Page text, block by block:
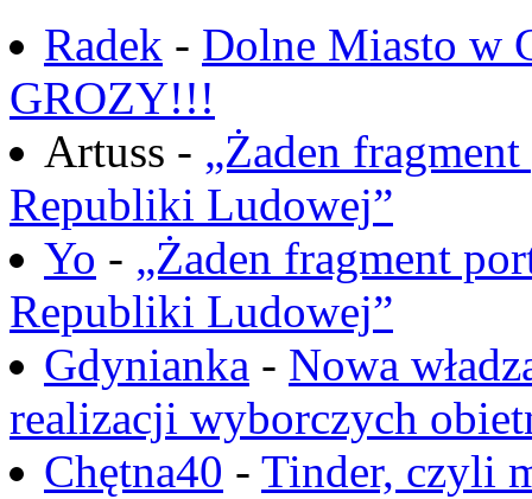
Radek - Dolne Miasto w
GROZY!!!
Artuss - „Żaden
Republiki Ludowej”
Yo - „Żaden fragment
Republiki Ludowej”
Gdynianka - Nowa
realizacji wyborczych
Chętna40 - Tinder, czyli